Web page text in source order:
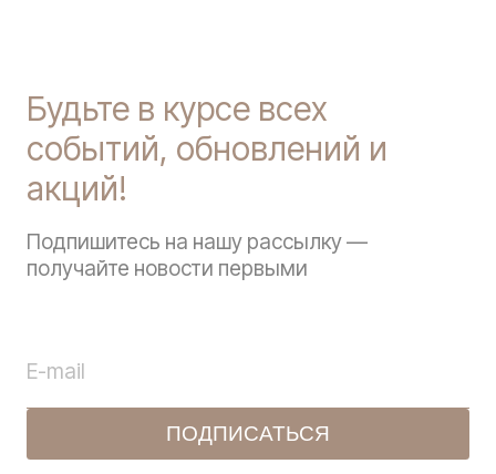
Будьте в курсе всех
событий, обновлений и
акций!
Подпишитесь на нашу рассылку —
получайте новости первыми
ПОДПИСАТЬСЯ